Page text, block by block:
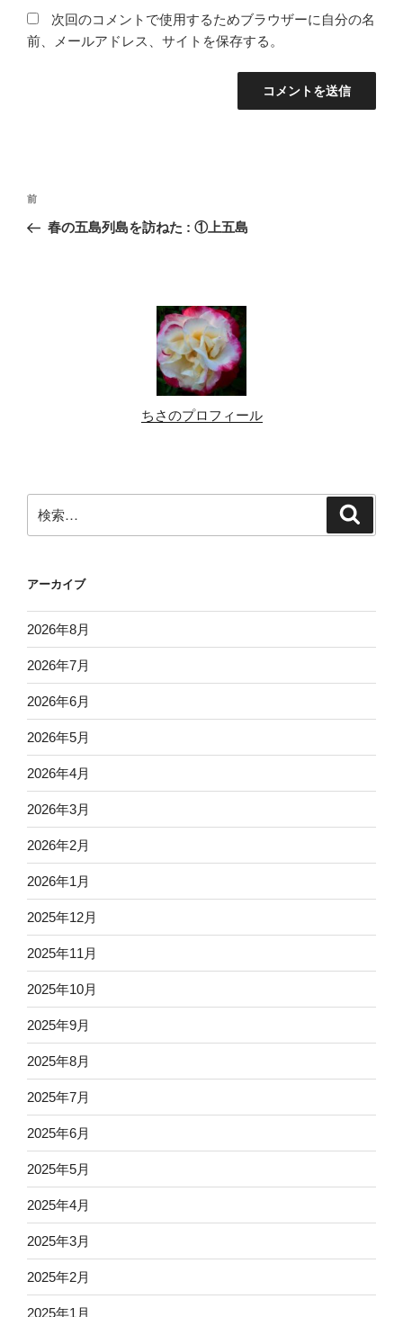
次回のコメントで使用するためブラウザーに自分の名
前、メールアドレス、サイトを保存する。
投
ナ
前
の
前
春の五島列島を訪ねた : ①上五島
ちさのプロフィール
索:
アーカイブ
2026年8月
2026年7月
2026年6月
2026年5月
2026年4月
2026年3月
2026年2月
2026年1月
2025年12月
2025年11月
2025年10月
2025年9月
2025年8月
2025年7月
2025年6月
2025年5月
2025年4月
2025年3月
2025年2月
2025年1月